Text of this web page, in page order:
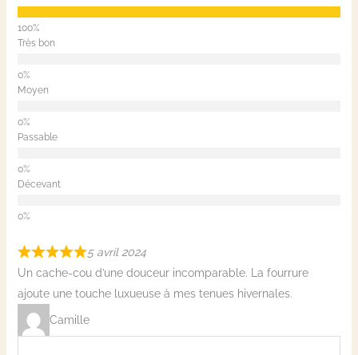
Très bon
Moyen
Passable
Décevant
5 avril 2024
Un cache-cou d’une douceur incomparable. La fourrure
ajoute une touche luxueuse à mes tenues hivernales.
Camille